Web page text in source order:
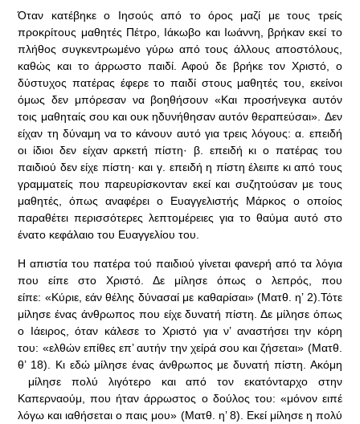
Όταν κατέβηκε ο Ιησούς από το όρος μαζί με τους τρείς
προκρίτους μαθητές Πέτρο, Ιάκωβο και Ιωάννη, βρήκαν εκεί το
πλήθος συγκεντρωμένο γύρω από τους άλλους αποστόλους,
καθώς και το άρρωστο παιδί. Αφού δε βρήκε τον Χρι­στό, ο
δύστυχος πατέρας έφερε το παιδί στους μαθητές του, εκείνοι
όμως δεν μπόρεσαν να βοηθήσουν «Και προσήνεγκα αυτόν
τοις μαθηταίς σου και ουκ ηδυνήθησαν αυτόν θεραπεύσαι». Δεν
είχαν τη δύναμη να το κάνουν αυτό για τρεις λόγους: α. επειδή
οι ίδιοι δεν είχαν αρκετή πίστη· β. επειδή κι ο πατέρας του
παιδιού δεν είχε πίστη· και γ. επειδή η πίστη έλειπε κι από τους
γραμματείς που παρευρίσκονταν εκεί και συζητούσαν με τους
μα­θητές, όπως αναφέρει ο Ευαγγελιστής Μάρκος ο οποίος
παραθέτει περισσότερες λεπτομέρειες για το θαύμα αυτό στο
ένατο κεφάλαιο του Ευαγγελίου του.
Η απιστία του πατέρα τού παιδιού γίνεται φανερή από τα λόγια
που είπε στο Χριστό. Δε μίλησε όπως ο λεπρός, που
είπε: «Κύριε, εάν θέλης δύνασαί με καθαρίσαι» (Ματθ. η’ 2).Τότε
μίλησε ένας άνθρωπος που είχε δυνατή πίστη. Δε μίλησε όπως
ο Ιάειρος, όταν κάλεσε το Χριστό για ν’ αναστήσει την κόρη
του: «ελθών επίθες επ’ αυτήν την χείρά σου και ζήσεται» (Ματθ.
θ’ 18). Κι εδώ μίλησε ένας άνθρωπος με δυνατή πίστη. Ακόμη
μίλησε πολύ λιγότερο και από τον εκατόνταρχο στην
Καπερναούμ, που ήταν άρρωστος ο δούλος του: «μόνον ειπέ
λόγω και ιαθήσεται ο παις μου» (Ματθ. η’ 8). Εκεί μίλησε η πολύ